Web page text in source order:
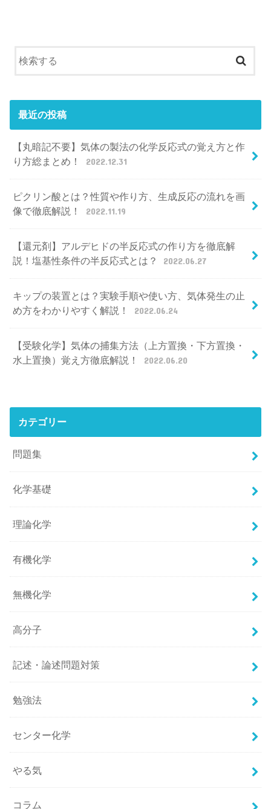
最近の投稿
【丸暗記不要】気体の製法の化学反応式の覚え方と作
り方総まとめ！
2022.12.31
ピクリン酸とは？性質や作り方、生成反応の流れを画
像で徹底解説！
2022.11.19
【還元剤】アルデヒドの半反応式の作り方を徹底解
説！塩基性条件の半反応式とは？
2022.06.27
キップの装置とは？実験手順や使い方、気体発生の止
め方をわかりやすく解説！
2022.06.24
【受験化学】気体の捕集方法（上方置換・下方置換・
水上置換）覚え方徹底解説！
2022.06.20
カテゴリー
問題集
化学基礎
理論化学
有機化学
無機化学
高分子
記述・論述問題対策
勉強法
センター化学
やる気
コラム